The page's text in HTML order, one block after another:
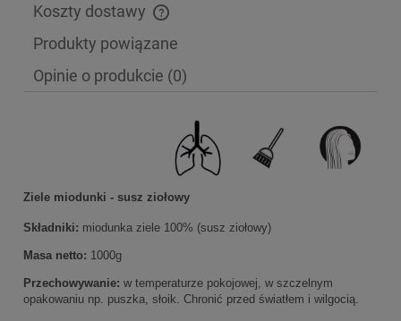
Koszty dostawy
Cena nie zawiera ewentualnych kosztów płatności
Produkty powiązane
Opinie o produkcie (0)
Ziele miodunki - susz ziołowy
Składniki: miodunka ziele 100% (susz ziołowy)
Masa netto: 1000g
Przechowywanie: w temperaturze pokojowej, w szczelnym
opakowaniu np. puszka, słoik. Chronić przed światłem i wilgocią.